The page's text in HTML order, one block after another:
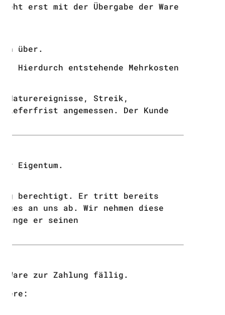
erst mit der Übergabe der Ware
über.
Hierdurch entstehende Mehrkosten
Naturereignisse, Streik,
angemessen. Der Kunde
Eigentum.
berechtigt. Er tritt bereits
an uns ab. Wir nehmen diese
er seinen
Ware zur Zahlung fällig.